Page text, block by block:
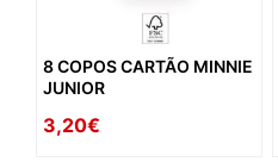
8 COPOS CARTÃO MINNIE
JUNIOR
3,20€